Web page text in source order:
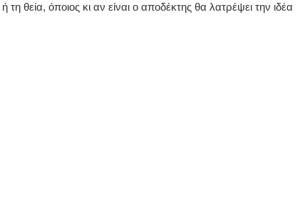
θεία, όποιος κι αν είναι ο αποδέκτης θα λατρέψει την ιδέα